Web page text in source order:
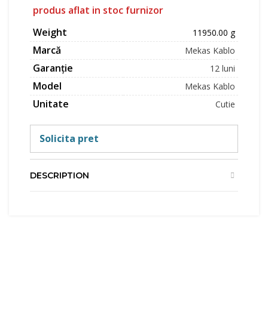
produs aflat in stoc furnizor
Weight
11950.00 g
Marcă Mekas Kablo
Garanție 12 luni
Model Mekas Kablo
Unitate Cutie
Solicita pret
DESCRIPTION